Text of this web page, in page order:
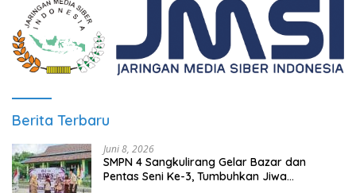
Berita Terbaru
Juni 8, 2026
SMPN 4 Sangkulirang Gelar Bazar dan
Pentas Seni Ke-3, Tumbuhkan Jiwa